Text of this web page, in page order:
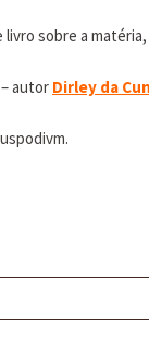
sobre a matéria,
autor Dirley da